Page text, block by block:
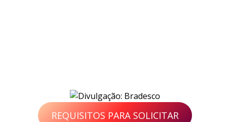
REQUISITOS PARA SOLICITAR